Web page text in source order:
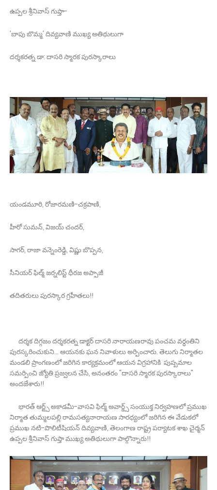
ఉప్పల శ్రీనివాస్ గుప్తా-
'బాపు బొమ్మ' దివ్యవాణి ముఖ్య అతిథులుగా
దర్శకరత్న డా: దాసరి స్మారక పురస్కారాలు
యండమూరి, రోజారమణి-చక్రపాణి,
హీరో సుమన్, విజయ్ చందర్,
సాగర్, రాజా వన్నెంరెడ్డి, విష్ణు బొప్పన,
సీనియర్ ఫిల్మ్ జర్నలిస్ట్ ధీరజ అప్పాజీ
తదితరులు పురస్కార గ్రహీతలు!!
దర్శక దిగ్గజం దర్శకరత్న డాక్టర్ దాసరి నారాయణరావు పంచమ వర్ధంతిని
పురస్కరించుకుని... ఆయనకు ఘన నివాళులు అర్పించారు. తెలుగు నిర్మాతల
మండలి ప్రాంగణంలో జరిగిన కార్యక్రమంలో ఆయన విగ్రహానికి పుష్పమాల
సమర్పించి జ్యోతి ప్రజ్వలన చేసి, అనంతరం "దాసరి స్మారక పురస్కారాలు"
అందజేశారు!!
భారత్ ఆర్ట్స్ అకాడమీ-వాసవి ఫిల్మ్ అవార్డ్స్ సంయుక్త నిర్వహణలో ప్రముఖ
నిర్మాత తుమ్మలపల్లి రామసత్యనారాయణ సారధ్యంలో జరిగిన ఈ వేడుకలో
ప్రముఖ నటి-పొలిటీషియన్ దివ్యవాణి, తెలంగాణ రాష్ట్ర పర్యాటక శాఖ చైర్మన్
ఉప్పల శ్రీనివాస్ గుప్తా ముఖ్య అతిథులుగా పాల్గొన్నారు!!